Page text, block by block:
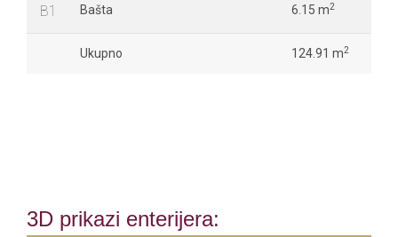
B1 Bašta 6.15 m2
Ukupno 124.91 m2
3D prikazi enterijera: